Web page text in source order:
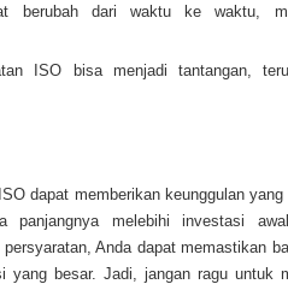
berubah dari waktu ke waktu,
ISO bisa menjadi tantangan,
dapat memberikan keunggulan yang
melebihi investasi
Anda dapat memastikan
yang besar. Jadi, jangan ragu untuk